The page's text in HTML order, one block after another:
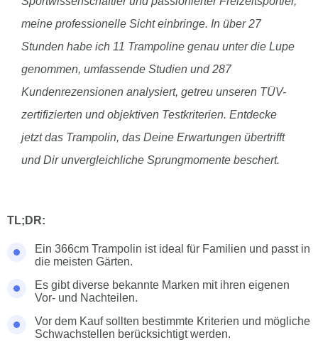
meine professionelle Sicht einbringe. In über 27
Stunden habe ich 11 Trampoline genau unter die Lupe
genommen, umfassende Studien und 287
Kundenrezensionen analysiert, getreu unseren TÜV-
zertifizierten und objektiven Testkriterien. Entdecke
jetzt das Trampolin, das Deine Erwartungen übertrifft
und Dir unvergleichliche Sprungmomente beschert.
TL;DR:
Ein 366cm Trampolin ist ideal für Familien und passt in
die meisten Gärten.
Es gibt diverse bekannte Marken mit ihren eigenen
Vor- und Nachteilen.
Vor dem Kauf sollten bestimmte Kriterien und mögliche
Schwachstellen berücksichtigt werden.